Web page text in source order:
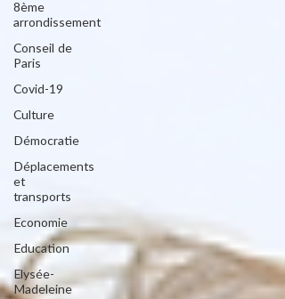
8ème
arrondissement
Conseil de
Paris
Covid-19
Culture
Démocratie
Déplacements
et
transports
Economie
Education
Elysée-
Madeleine